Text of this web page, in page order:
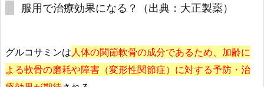
服用で治療効果になる？（出典：大正製薬）
グルコサミンは人体の関節軟骨の成分であるため、加齢に
よる軟骨の磨耗や障害（変形性関節症）に対する予防・治